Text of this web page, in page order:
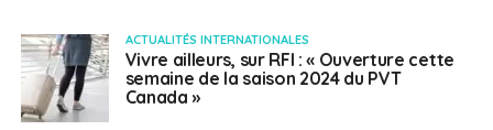
ACTUALITÉS INTERNATIONALES
Vivre ailleurs, sur RFI : « Ouverture cette
semaine de la saison 2024 du PVT
Canada »